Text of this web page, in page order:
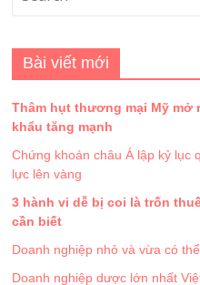
Bài viết mới
Thâm hụt thương mại Mỹ mở
khẩu tăng mạnh
Chứng khoán châu Á lập kỷ lục
lực lên vàng
3 hành vi dễ bị coi là trốn
cần biết
Doanh nghiệp nhỏ và vừa có
Doanh nghiệp dược lớn nhất